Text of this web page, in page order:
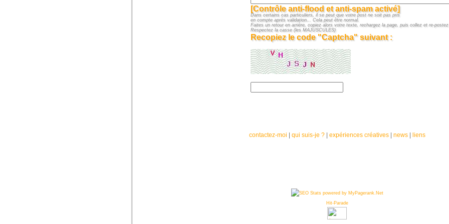
[Contrôle anti-flood et anti-spam activé]
Dans certains cas particuliers, il se peut que votre post ne soit pas pris
en compte après validation... Cela peut être normal.
Faites un retour en arrière, copiez alors votre texte, rechargez la page, puis collez et re-
Respectez la casse (les MAJUSCULES)
Recopiez le code "Captcha" suivant :
contactez-moi qui suis-je ?| expériences créatives| news| liens